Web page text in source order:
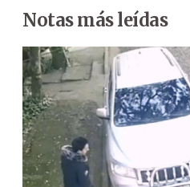
Notas más leídas